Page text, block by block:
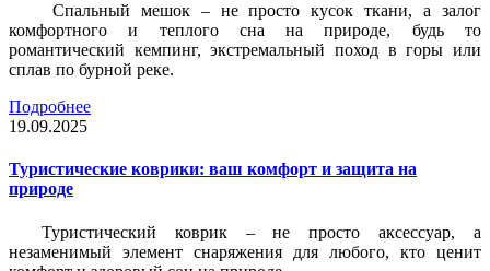
Спальный мешок – не просто кусок ткани, а залог
комфортного и теплого сна на природе, будь то
романтический кемпинг, экстремальный поход в горы или
сплав по бурной реке.
Подробнее
19.09.2025
Туристические коврики: ваш комфорт и защита на
природе
Туристический коврик – не просто аксессуар, а
незаменимый элемент снаряжения для любого, кто ценит